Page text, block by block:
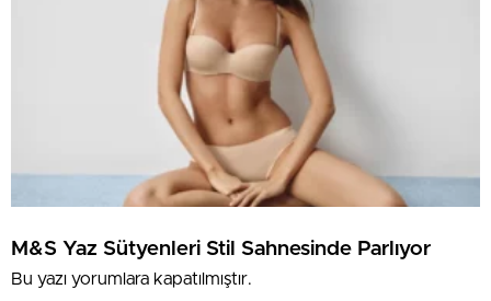
M&S Yaz Sütyenleri Stil Sahnesinde Parlıyor
Bu yazı yorumlara kapatılmıştır.